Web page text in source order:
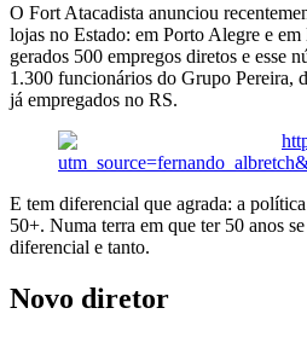
O Fort Atacadista anunciou
lojas no Estado: em Porto Alegre e
gerados 500 empregos diretos e esse
1.300 funcionários do Grupo Pereira,
já empregados no RS.
E tem diferencial que agrada: a
50+. Numa terra em que ter 50 anos
diferencial e tanto.
Novo diretor